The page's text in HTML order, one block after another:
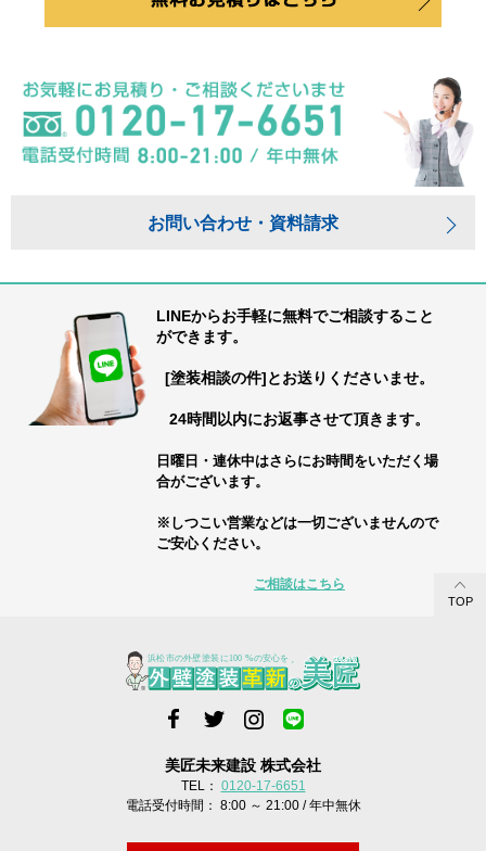
お問い合わせ・資料請求
LINEからお手軽に無料でご相談すること
ができます。
[塗装相談の件]とお送りくださいませ。
24時間以内にお返事させて頂きます。
日曜日・連休中はさらにお時間をいただく場
合がございます。
※しつこい営業などは一切ございませんので
ご安心ください。
ご相談はこちら
TOP
美匠未来建設 株式会社
TEL： 0120-17-6651
電話受付時間： 8:00 ～ 21:00 / 年中無休